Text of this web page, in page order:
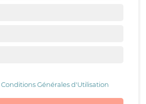
Conditions Générales d'Utilisation